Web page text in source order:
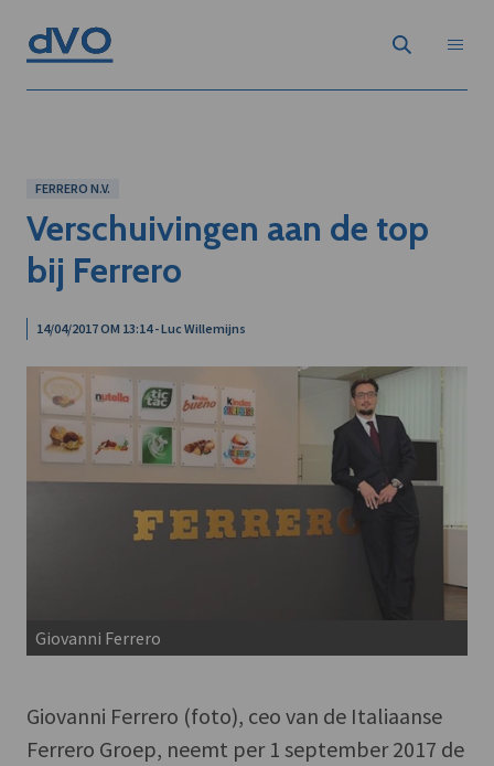
FERRERO N.V.
Verschuivingen aan de top
bij Ferrero
14/04/2017 OM 13:14 - Luc Willemijns
Giovanni Ferrero
Giovanni Ferrero (foto), ceo van de Italiaanse
Ferrero Groep, neemt per 1 september 2017 de